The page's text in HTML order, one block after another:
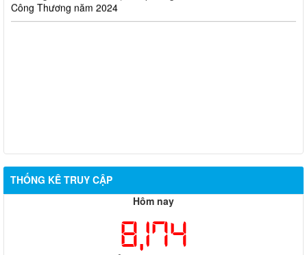
THỐNG KÊ TRUY CẬP
Hôm nay
8,174